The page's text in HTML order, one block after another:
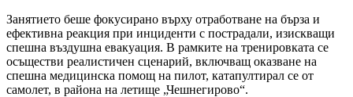
Занятието беше фокусирано върху отработване на бърза и
ефективна реакция при инциденти с пострадали, изискващи
спешна въздушна евакуация. В рамките на тренировката се
осъществи реалистичен сценарий, включващ оказване на
спешна медицинска помощ на пилот, катапултирал се от
самолет, в района на летище „Чешнeгирово“.